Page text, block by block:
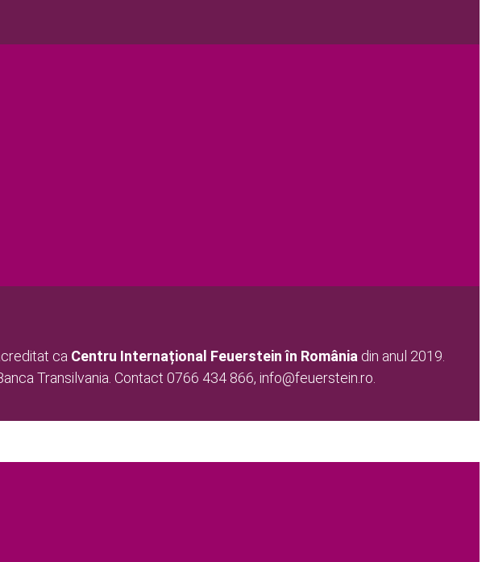
ca Centru Internațional Feuerstein în România din anul 2019.
Transilvania. Contact 0766 434 866, info@feuerstein.ro.